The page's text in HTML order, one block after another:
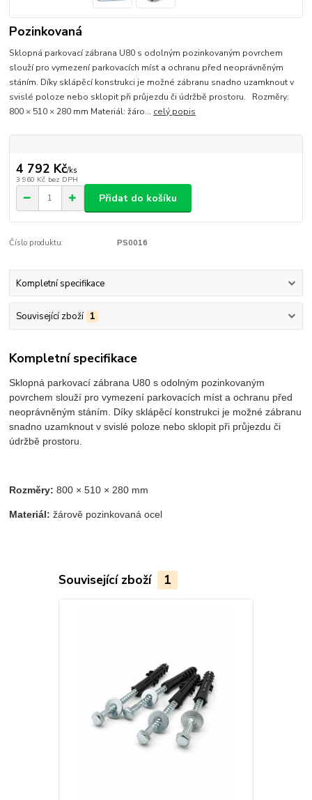
Pozinkovaná
Sklopná parkovací zábrana U80 s odolným pozinkovaným povrchem
slouží pro vymezení parkovacích míst a ochranu před neoprávněným
stáním. Díky sklápěcí konstrukci je možné zábranu snadno uzamknout v
svislé poloze nebo sklopit při průjezdu či údržbě prostoru. Rozměry:
800 × 510 × 280 mm Materiál: žáro... celý popis
4 792 Kč/ks
3 960 Kč bez DPH
Přidat do košíku
Číslo produktu: PS0016
Kompletní specifikace
Související zboží 1
Kompletní specifikace
Sklopná parkovací zábrana U80 s odolným pozinkovaným
povrchem slouží pro vymezení parkovacích míst a ochranu před
neoprávněným stáním. Díky sklápěcí konstrukci je možné zábranu
snadno uzamknout v svislé poloze nebo sklopit při průjezdu či
údržbě prostoru.
Rozměry: 800 × 510 × 280 mm
Materiál:žárově pozinkovaná ocel
Související zboží 1